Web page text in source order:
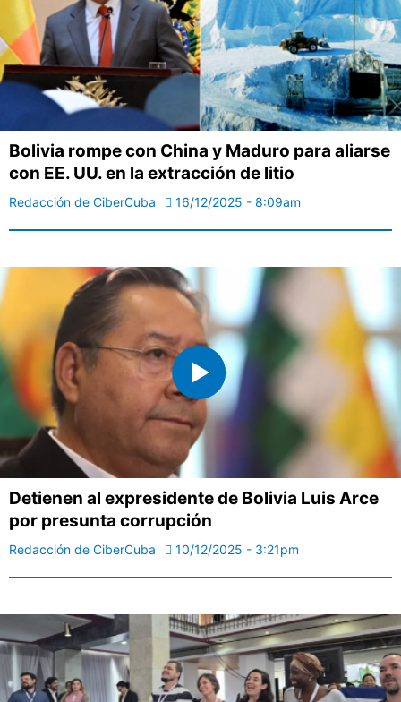
Bolivia rompe con China y Maduro para aliarse
con EE. UU. en la extracción de litio
Redacción de CiberCuba 16/12/2025 - 8:09am
Detienen al expresidente de Bolivia Luis Arce
por presunta corrupción
Redacción de CiberCuba 10/12/2025 - 3:21pm